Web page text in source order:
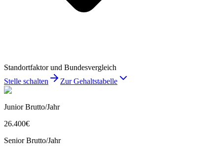
Standortfaktor und Bundesvergleich
Stelle schalten
Zur Gehaltstabelle
Junior Brutto/Jahr
26.400€
Senior Brutto/Jahr